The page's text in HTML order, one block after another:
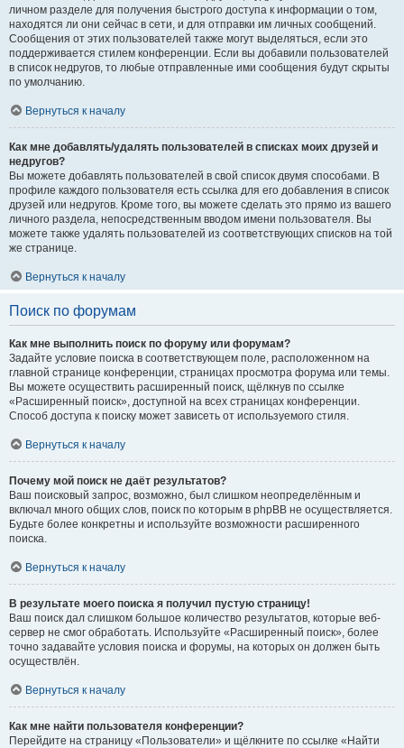
личном разделе для получения быстрого доступа к информации о том,
находятся ли они сейчас в сети, и для отправки им личных сообщений.
Сообщения от этих пользователей также могут выделяться, если это
поддерживается стилем конференции. Если вы добавили пользователей
в список недругов, то любые отправленные ими сообщения будут скрыты
по умолчанию.
Вернуться к началу
Как мне добавлять/удалять пользователей в списках моих друзей и
недругов?
Вы можете добавлять пользователей в свой список двумя способами. В
профиле каждого пользователя есть ссылка для его добавления в список
друзей или недругов. Кроме того, вы можете сделать это прямо из вашего
личного раздела, непосредственным вводом имени пользователя. Вы
можете также удалять пользователей из соответствующих списков на той
же странице.
Вернуться к началу
Поиск по форумам
Как мне выполнить поиск по форуму или форумам?
Задайте условие поиска в соответствующем поле, расположенном на
главной странице конференции, страницах просмотра форума или темы.
Вы можете осуществить расширенный поиск, щёлкнув по ссылке
«Расширенный поиск», доступной на всех страницах конференции.
Способ доступа к поиску может зависеть от используемого стиля.
Вернуться к началу
Почему мой поиск не даёт результатов?
Ваш поисковый запрос, возможно, был слишком неопределённым и
включал много общих слов, поиск по которым в phpBB не осуществляется.
Будьте более конкретны и используйте возможности расширенного
поиска.
Вернуться к началу
В результате моего поиска я получил пустую страницу!
Ваш поиск дал слишком большое количество результатов, которые веб-
сервер не смог обработать. Используйте «Расширенный поиск», более
точно задавайте условия поиска и форумы, на которых он должен быть
осуществлён.
Вернуться к началу
Как мне найти пользователя конференции?
Перейдите на страницу «Пользователи» и щёлкните по ссылке «Найти